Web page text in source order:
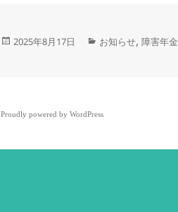
投
2025年8月17日
カ
お知らせ,障害年金
Proudly powered by WordPress